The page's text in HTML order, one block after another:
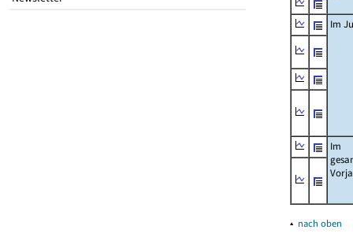
Im
Im
▴ nach oben